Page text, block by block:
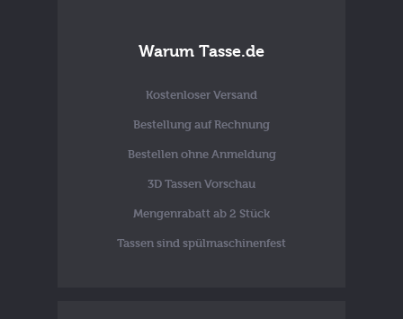
Warum Tasse.de
Kostenloser Versand
Bestellung auf Rechnung
Bestellen ohne Anmeldung
3D Tassen Vorschau
Mengenrabatt ab 2 Stück
Tassen sind spülmaschinenfest